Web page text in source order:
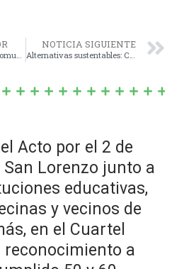
Operativo Organizar Comunidad en el Barrio Pichín Maggiotti
NOTICIA SIGUIENTE
Alternativas sustentables: Curso de construcción de estufas eficientes y ecológicas
Acto por el 2 de
Lorenzo junto a
educativas,
y vecinos de
en el Cuartel
reconocimiento a